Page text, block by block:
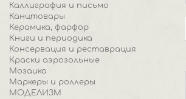
Каллиграфия и письмо
Канцтовары
Керамика, фарфор
Книги и периодика
Консервация и реставрация
Краски аэрозольные
Мозаика
Маркеры и роллеры
МОДЕЛИЗМ